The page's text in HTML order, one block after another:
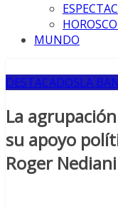
MUNDO
DESTACADOSLA
La
su apoyo
Roger Nediani